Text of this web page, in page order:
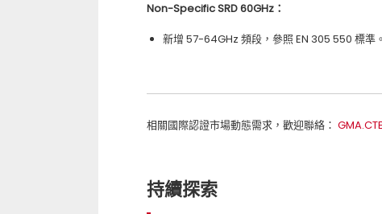
Non-Specific SRD 60GHz：
新增 57-64GHz 頻段，參照 EN 305 550 標準。
相關國際認證市場動態需求，歡迎聯絡：
持續探索